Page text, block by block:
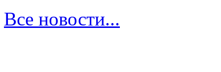
Все новости...